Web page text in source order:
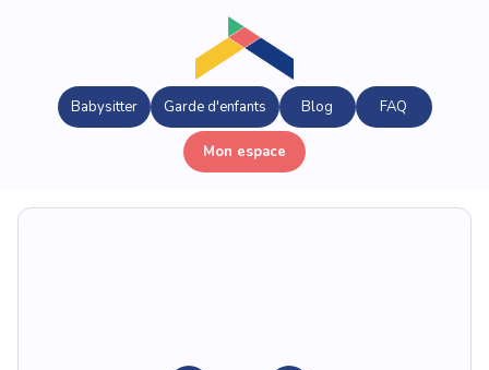
Babysitter Garde d'enfants Blog FAQ
Mon espace